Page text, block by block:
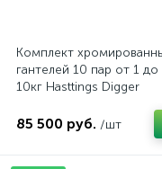
Комплект
гантелей 10 пар от 1 до
10кг Hasttings Digger
85 500 руб. /шт